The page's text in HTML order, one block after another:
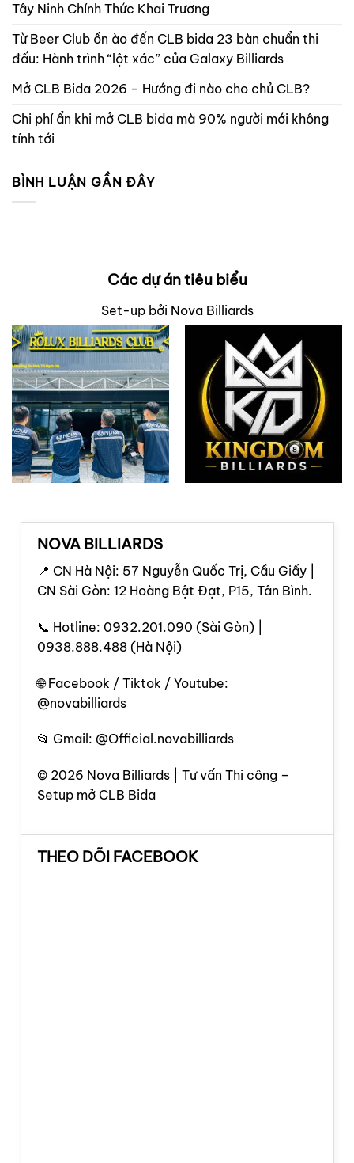
Tây Ninh Chính Thức Khai Trương
Từ Beer Club ồn ào đến CLB bida 23 bàn chuẩn thi
đấu: Hành trình “lột xác” của Galaxy Billiards
Mở CLB Bida 2026 – Hướng đi nào cho chủ CLB?
Chi phí ẩn khi mở CLB bida mà 90% người mới không
tính tới
BÌNH LUẬN GẦN ĐÂY
Các dự án tiêu biểu
Set-up bởi Nova Billiards
NOVA BILLIARDS
📍 CN Hà Nội: 57 Nguyễn Quốc Trị, Cầu Giấy |
CN Sài Gòn: 12 Hoàng Bật Đạt, P15, Tân Bình.
📞 Hotline: 0932.201.090 (Sài Gòn) |
0938.888.488 (Hà Nội)
🌐 Facebook / Tiktok / Youtube:
@novabilliards
📂 Gmail: @Official.novabilliards
© 2026 Nova Billiards | Tư vấn Thi công –
Setup mở CLB Bida
THEO DÕI FACEBOOK